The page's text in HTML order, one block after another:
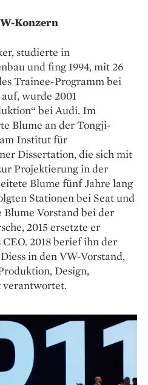
Konzern
studierte in
und fing 1994, mit 26
Trainee-Programm bei
wurde 2001
bei Audi. Im
Blume an der Tongji-
Institut für
Dissertation, die sich mit
Projektierung in der
Blume fünf Jahre lang
Stationen bei Seat und
Blume Vorstand bei der
2015 ersetzte er
2018 berief ihn der
in den VW-Vorstand,
Design,